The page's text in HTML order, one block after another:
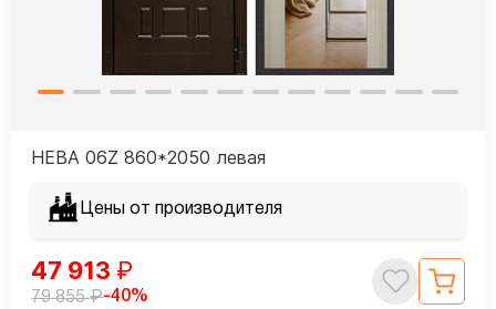
НЕВА 06Z 860*2050 левая
Цены от производителя
47 913 ₽
79 855₽-40%